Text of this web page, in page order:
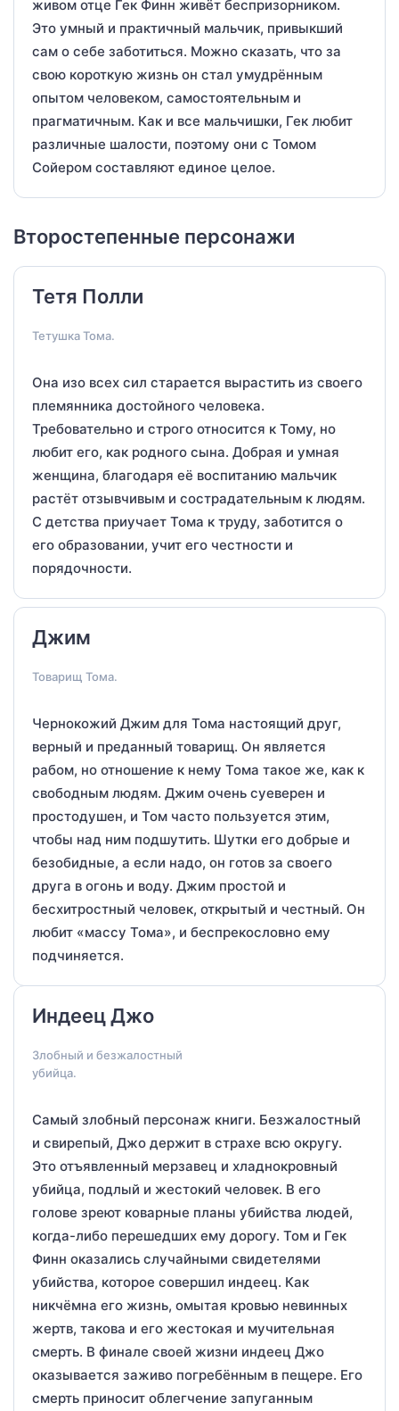
живом отце Гек Финн живёт беспризорником.
Это умный и практичный мальчик, привыкший
сам о себе заботиться. Можно сказать, что за
свою короткую жизнь он стал умудрённым
опытом человеком, самостоятельным и
прагматичным. Как и все мальчишки, Гек любит
различные шалости, поэтому они с Томом
Сойером составляют единое целое.
Второстепенные персонажи
Тетя Полли
Тетушка Тома.
Она изо всех сил старается вырастить из своего
племянника достойного человека.
Требовательно и строго относится к Тому, но
любит его, как родного сына. Добрая и умная
женщина, благодаря её воспитанию мальчик
растёт отзывчивым и сострадательным к людям.
С детства приучает Тома к труду, заботится о
его образовании, учит его честности и
порядочности.
Джим
Товарищ Тома.
Чернокожий Джим для Тома настоящий друг,
верный и преданный товарищ. Он является
рабом, но отношение к нему Тома такое же, как к
свободным людям. Джим очень суеверен и
простодушен, и Том часто пользуется этим,
чтобы над ним подшутить. Шутки его добрые и
безобидные, а если надо, он готов за своего
друга в огонь и воду. Джим простой и
бесхитростный человек, открытый и честный. Он
любит «массу Тома», и беспрекословно ему
подчиняется.
Индеец Джо
Злобный и безжалостный
убийца.
Самый злобный персонаж книги. Безжалостный
и свирепый, Джо держит в страхе всю округу.
Это отъявленный мерзавец и хладнокровный
убийца, подлый и жестокий человек. В его
голове зреют коварные планы убийства людей,
когда-либо перешедших ему дорогу. Том и Гек
Финн оказались случайными свидетелями
убийства, которое совершил индеец. Как
никчёмна его жизнь, омытая кровью невинных
жертв, такова и его жестокая и мучительная
смерть. В финале своей жизни индеец Джо
оказывается заживо погребённым в пещере. Его
смерть приносит облегчение запуганным